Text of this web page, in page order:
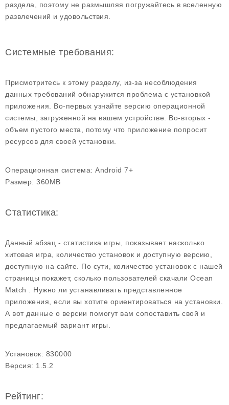
раздела, поэтому не размышляя погружайтесь в вселенную
развлечений и удовольствия.
Системные требования:
Присмотритесь к этому разделу, из-за несоблюдения
данных требований обнаружится проблема с установкой
приложения. Во-первых узнайте версию операционной
системы, загруженной на вашем устройстве. Во-вторых -
объем пустого места, потому что приложение попросит
ресурсов для своей установки.
Операционная система: Android 7+
Размер: 360MB
Статистика:
Данный абзац - статистика игры, показывает насколько
хитовая игра, количество установок и доступную версию,
доступную на сайте. По сути, количество установок с нашей
страницы покажет, сколько пользователей скачали Ocean
Match . Нужно ли устанавливать представленное
приложения, если вы хотите ориентироваться на установки.
А вот данные о версии помогут вам сопоставить свой и
предлагаемый вариант игры.
Установок: 830000
Версия: 1.5.2
Рейтинг: